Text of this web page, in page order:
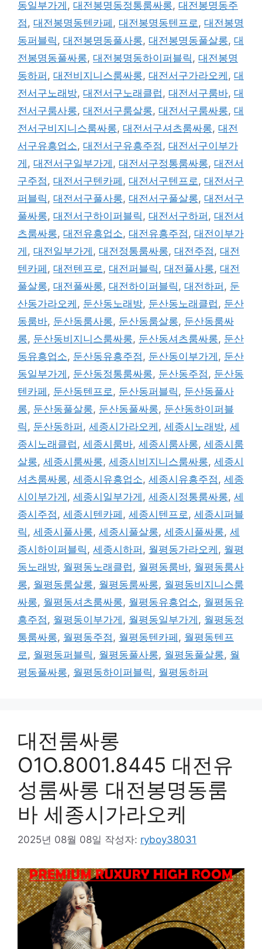
동일부가게 , 대전봉명동정통룸싸롱, 대전봉명동주
점 , 대전봉명동텐카페 , 대전봉명동텐프로 , 대전봉명
동퍼블릭 , 대전봉명동풀사롱, 대전봉명동풀살롱, 대
전봉명동풀싸롱, 대전봉명동하이퍼블릭 , 대전봉명
동하퍼 , 대전비지니스룸싸롱, 대전서구가라오케 , 대
전서구노래방, 대전서구노래클럽 , 대전서구룸바, 대
전서구룸사롱, 대전서구룸살롱, 대전서구룸싸롱, 대
전서구비지니스룸싸롱, 대전서구셔츠룸싸롱, 대전
서구유흥업소, 대전서구유흥주점 , 대전서구이부가
게 , 대전서구일부가게 , 대전서구정통룸싸롱, 대전서
구주점 , 대전서구텐카페 , 대전서구텐프로 , 대전서구
퍼블릭 , 대전서구풀사롱, 대전서구풀살롱, 대전서구
풀싸롱, 대전서구하이퍼블릭 , 대전서구하퍼 , 대전셔
츠룸싸롱, 대전유흥업소, 대전유흥주점 , 대전이부가
게 , 대전일부가게 , 대전정통룸싸롱, 대전주점 , 대전
텐카페 , 대전텐프로 , 대전퍼블릭 , 대전풀사롱, 대전
풀살롱, 대전풀싸롱, 대전하이퍼블릭 , 대전하퍼 , 둔
산동가라오케 , 둔산동노래방, 둔산동노래클럽 , 둔산
동룸바, 둔산동룸사롱, 둔산동룸살롱, 둔산동룸싸
롱, 둔산동비지니스룸싸롱, 둔산동셔츠룸싸롱, 둔산
동유흥업소, 둔산동유흥주점 , 둔산동이부가게 , 둔산
동일부가게 , 둔산동정통룸싸롱, 둔산동주점 , 둔산동
텐카페 , 둔산동텐프로 , 둔산동퍼블릭 , 둔산동풀사
롱, 둔산동풀살롱, 둔산동풀싸롱, 둔산동하이퍼블
릭 , 둔산동하퍼 , 세종시가라오케 , 세종시노래방, 세
종시노래클럽 , 세종시룸바, 세종시룸사롱, 세종시룸
살롱, 세종시룸싸롱, 세종시비지니스룸싸롱, 세종시
셔츠룸싸롱, 세종시유흥업소, 세종시유흥주점 , 세종
시이부가게 , 세종시일부가게 , 세종시정통룸싸롱, 세
종시주점 , 세종시텐카페 , 세종시텐프로 , 세종시퍼블
릭 , 세종시풀사롱, 세종시풀살롱, 세종시풀싸롱, 세
종시하이퍼블릭 , 세종시하퍼 , 월평동가라오케 , 월평
동노래방, 월평동노래클럽 , 월평동룸바, 월평동룸사
롱, 월평동룸살롱, 월평동룸싸롱, 월평동비지니스룸
싸롱, 월평동셔츠룸싸롱, 월평동유흥업소, 월평동유
흥주점 , 월평동이부가게 , 월평동일부가게 , 월평동정
통룸싸롱, 월평동주점 , 월평동텐카페 , 월평동텐프
로 , 월평동퍼블릭 , 월평동풀사롱, 월평동풀살롱, 월
평동풀싸롱, 월평동하이퍼블릭 , 월평동하퍼
대전룸싸롱
O1O.8001.8445 대전유
성룸싸롱 대전봉명동룸
바 세종시가라오케
2025년 08월 08일 작성자: ryboy38031